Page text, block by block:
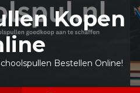
Kopen
Bestellen Online!